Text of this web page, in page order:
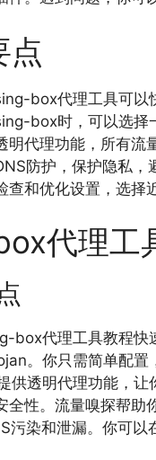
点
box代理工具可以
box时，可以选择
明代理功能，所有流
防护，保护隐私，
查和优化设置，选择
代理工
box代理工具教程快
。你只需简单配置
供透明代理功能，让
全性。流量嗅探帮助
污染和泄漏。你可以